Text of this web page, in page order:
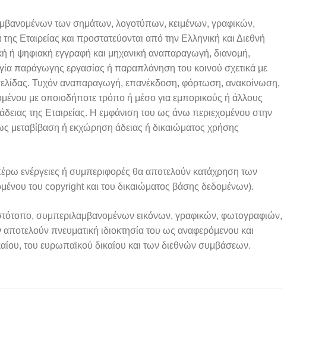
των σημάτων, λογοτύπων, κειμένων, γραφικών,
Εταιρείας και προστατεύονται από την Ελληνική και Διεθνή
ή ψηφιακή εγγραφή και μηχανική αναπαραγωγή, διανομή,
παράγωγης εργασίας ή παραπλάνηση του κοινού σχετικά με
Τυχόν αναπαραγωγή, επανέκδοση, φόρτωση, ανακοίνωση,
με οποιοδήποτε τρόπο ή μέσο για εμπορικούς ή άλλους
της Εταιρείας. Η εμφάνιση του ως άνω περιεχομένου στην
μεταβίβαση ή εκχώρηση άδειας ή δικαιώματος χρήσης
ενέργειες ή συμπεριφορές θα αποτελούν κατάχρηση των
του copyright και του δικαιώματος βάσης δεδομένων).
συμπεριλαμβανομένων εικόνων, γραφικών, φωτογραφιών,
πνευματική ιδιοκτησία του ως αναφερόμενου και
του ευρωπαϊκού δικαίου και των διεθνών συμβάσεων.